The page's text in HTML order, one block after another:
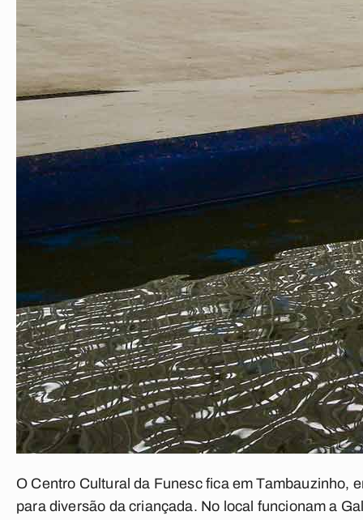
O Centro Cultural da Funesc fica em Tambauzinho,
para diversão da criançada. No local funcionam a